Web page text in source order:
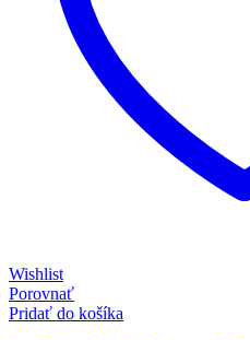
Wishlist
Porovnať
Pridať do košíka